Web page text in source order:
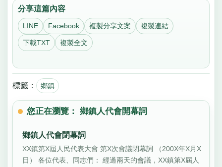
分享這篇內容
LINE Facebook 複製分享文案 複製連結
下載TXT 複製全文
標籤： 鄉鎮
您正在瀏覽： 鄉鎮人代會開幕詞
鄉鎮人代會閉幕詞
XX鎮第X屆人民代表大會 第X次會議閉幕詞 （200X年X月X
日） 各位代表、同志們： 經過兩天的會議，XX鎮第X屆人